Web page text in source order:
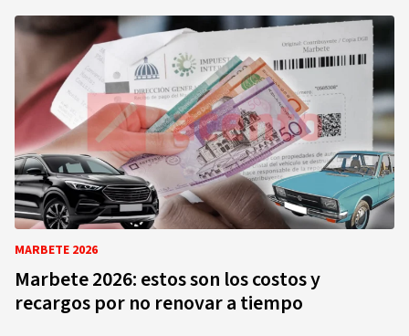
MARBETE 2026
Marbete 2026: estos son los costos y
recargos por no renovar a tiempo